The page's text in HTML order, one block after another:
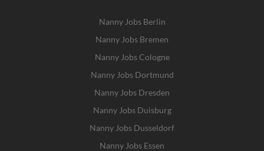
Nanny Jobs Berlin
Nanny Jobs Bremen
Nanny Jobs Cologne
Nanny Jobs Dortmund
Nanny Jobs Dresden
Nanny Jobs Duisburg
Nanny Jobs Dusseldorf
Nanny Jobs Essen